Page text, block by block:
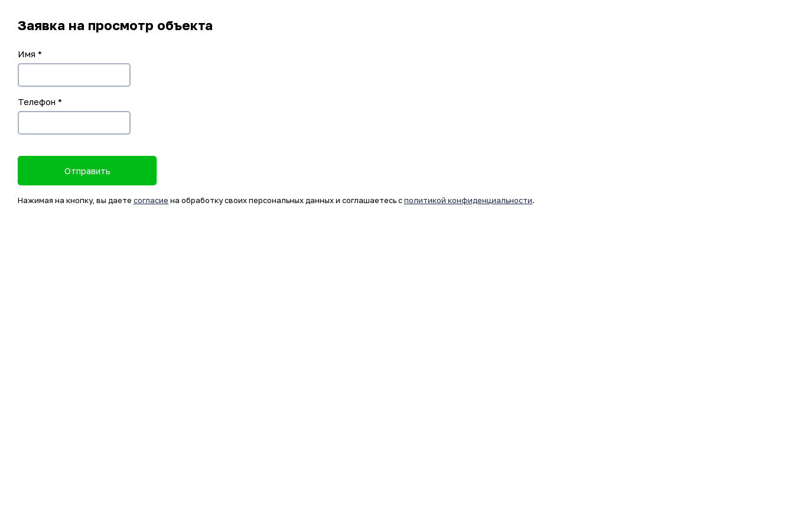
Заявка на просмотр объекта
Имя *
Телефон *
Отправить
Нажимая на кнопку, вы даете согласие на обработку своих персональных данных и соглашаетесь сполитикой конфиденциальности.